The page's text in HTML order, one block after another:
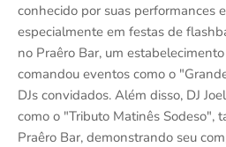
conhecido por suas performances
especialmente em festas de
no Praêro Bar, um
comandou eventos como o
DJs convidados. Além disso, DJ
como o "Tributo Matinês Sodeso",
Praêro Bar, demonstrando seu